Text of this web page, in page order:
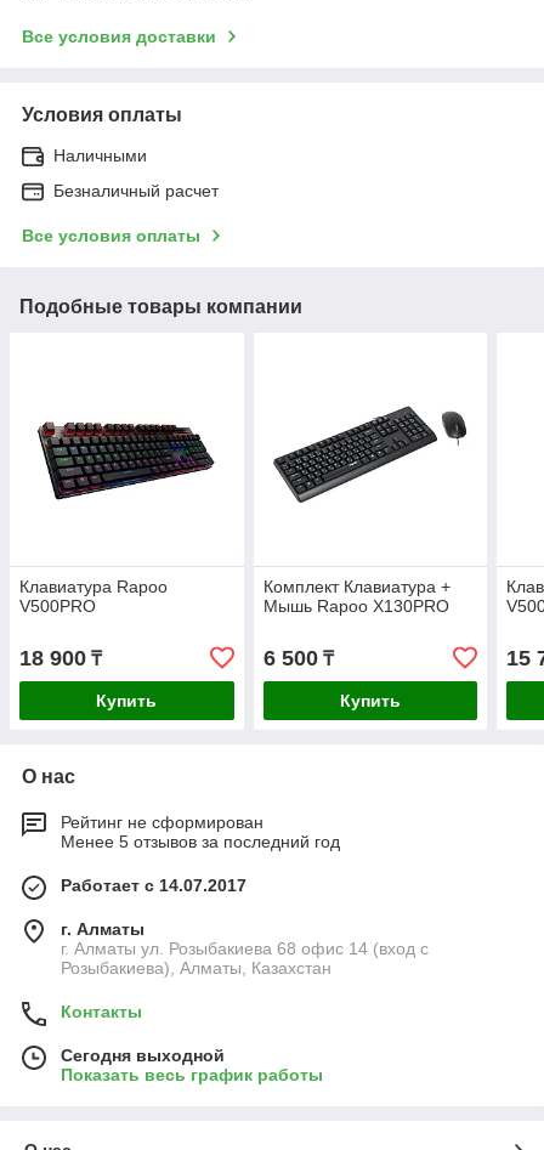
Все условия доставки
Условия оплаты
Наличными
Безналичный расчет
Все условия оплаты
Подобные товары компании
Клавиатура Rapoo
V500PRO
18 900 ₸
Купить
Комплект Клавиатура +
Мышь Rapoo X130PRO
6 500₸
Купить
15
О нас
Рейтинг не сформирован
Менее 5 отзывов за последний год
Работает с 14.07.2017
г. Алматы
г. Алматы ул. Розыбакиева 68 офис 14 (вход с
Розыбакиева), Алматы, Казахстан
Контакты
Сегодня выходной
Показать весь график работы